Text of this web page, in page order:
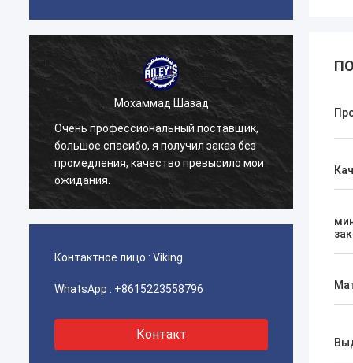
Мохаммад Шазад
Очень профессиональный поставщик,
большое спасибо, я получил заказ без
промедления, качество превысило мои
ожидания.
Контактное лицо : Viking
WhatsApp : +8615223558796
Контакт